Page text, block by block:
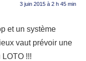
3 juin 2015 à 2 h 45 min
et un système
vaut prévoir une
!!!